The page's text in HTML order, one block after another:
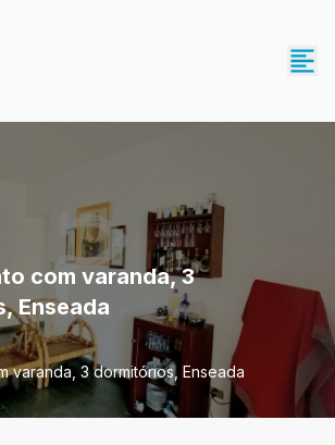
com varanda, 3
Enseada
varanda, 3 dormitórios, Enseada